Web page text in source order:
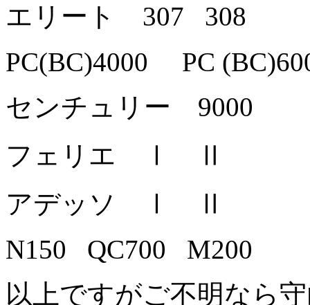
エリート 307 308
PC(BC)4000 PC
センチュリー 9000
フェリエ Ⅰ Ⅱ
アデッソ Ⅰ Ⅱ
N150 QC700 M200
以上ですがご不明なら